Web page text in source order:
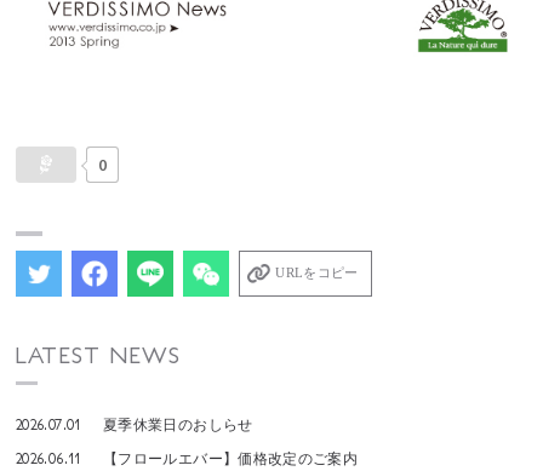
0
URLをコピー
LATEST NEWS
2026.07.01 夏季休業日のおしらせ
2026.06.11 【フロールエバー】価格改定のご案内